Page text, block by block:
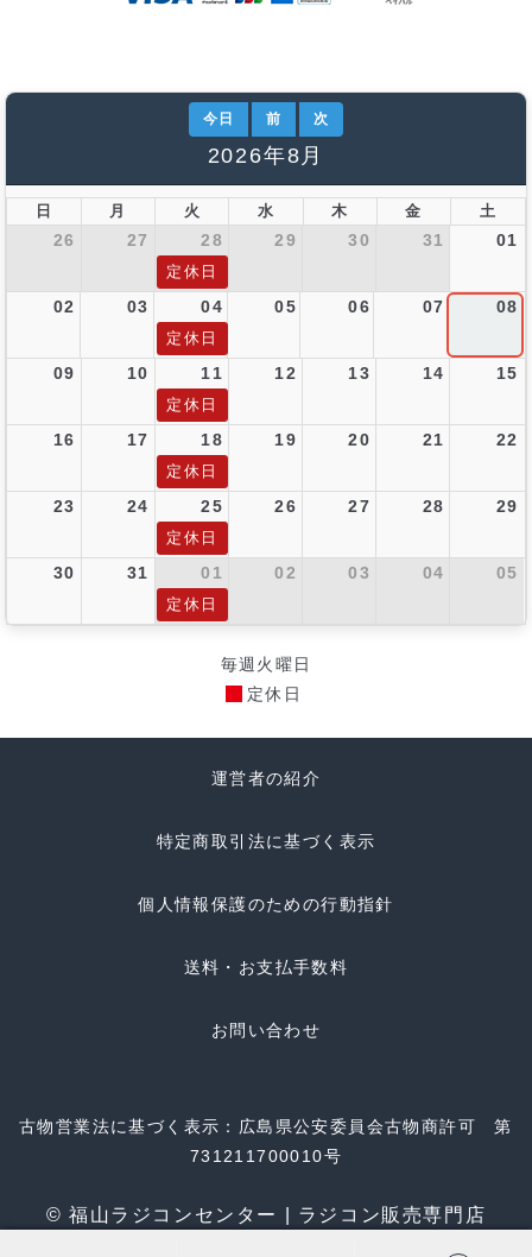
今日 前 次
2026年8月
日 月 火 水 木 金 土
26 27 28 29 30 31 01
定休日
02 03 04 05 06 07 08
定休日
09 10 11 12 13 14 15
定休日
16 17 18 19 20 21 22
定休日
23 24 25 26 27 28 29
定休日
30 31 01 02 03 04 05
定休日
毎週火曜日
定休日
運営者の紹介
特定商取引法に基づく表示
個人情報保護のための行動指針
送料・お支払手数料
お問い合わせ
古物営業法に基づく表示：広島県公安委員会古物商許可 第
731211700010号
© 福山ラジコンセンター | ラジコン販売専門店